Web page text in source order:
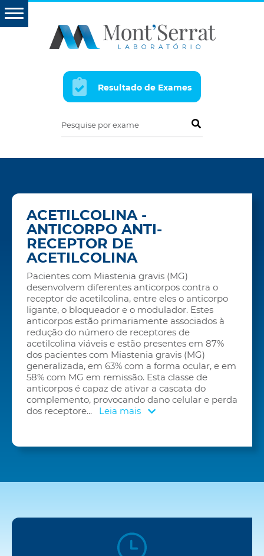
Resultado de Exames
Pesquise por exame
ACETILCOLINA -
ANTICORPO ANTI-
RECEPTOR DE
ACETILCOLINA
Pacientes com Miastenia gravis (MG)
desenvolvem diferentes anticorpos contra o
receptor de acetilcolina, entre eles o anticorpo
ligante, o bloqueador e o modulador. Estes
anticorpos estão primariamente associados à
redução do número de receptores de
acetilcolina viáveis e estão presentes em 87%
dos pacientes com Miastenia gravis (MG)
generalizada, em 63% com a forma ocular, e em
58% com MG em remissão. Esta classe de
anticorpos é capaz de ativar a cascata do
complemento, provocando dano celular e perda
dos receptore... Leia mais